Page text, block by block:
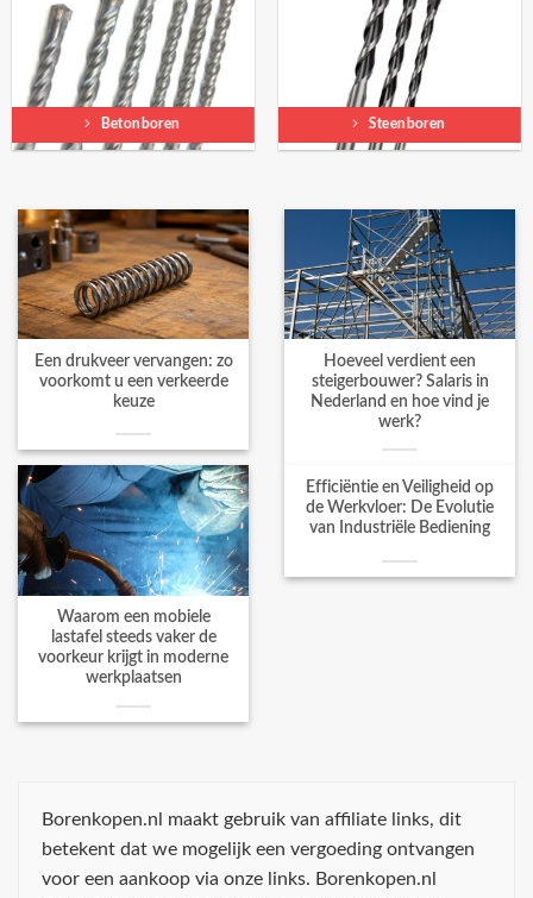
Betonboren Steenboren
Een drukveer vervangen: zo
voorkomt u een verkeerde
keuze
Hoeveel verdient een
steigerbouwer? Salaris in
Nederland en hoe vind je
werk?
Waarom een mobiele
lastafel steeds vaker de
voorkeur krijgt in moderne
werkplaatsen
Efficiëntie en Veiligheid op
de Werkvloer: De Evolutie
van Industriële Bediening
Borenkopen.nl maakt gebruik van affiliate links, dit
betekent dat we mogelijk een vergoeding ontvangen
voor een aankoop via onze links. Borenkopen.nl